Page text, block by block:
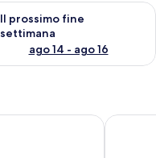
settimana, ago 7 - ago
Il prossimo fine
settimana
ago 14 - ago 16
la disponibilità per il
Onar